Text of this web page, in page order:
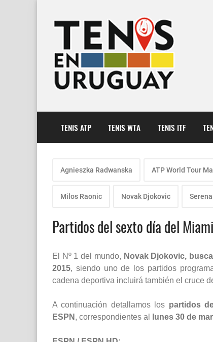
TENIS ATP TENIS WTA TENIS ITF
Agnieszka Radwanska ATP World Tour
Milos Raonic Novak Djokovic
Partidos del sexto día del
El Nº 1 del mundo, Novak Djokovic,
2015, siendo uno de los partidos
cadena deportiva incluirá también el cruce
A continuación detallamos los partidos
ESPN , correspondientes al lunes 30 de